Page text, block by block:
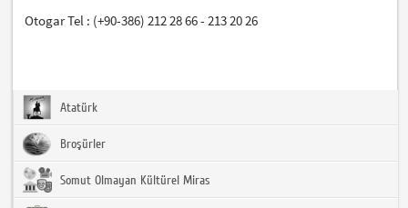
Otogar Tel : (+90-386) 212 28 66 - 213 20 26
Atatürk
Broşürler
Somut Olmayan Kültürel Miras